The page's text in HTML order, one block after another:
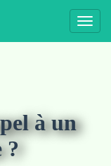
à un
?